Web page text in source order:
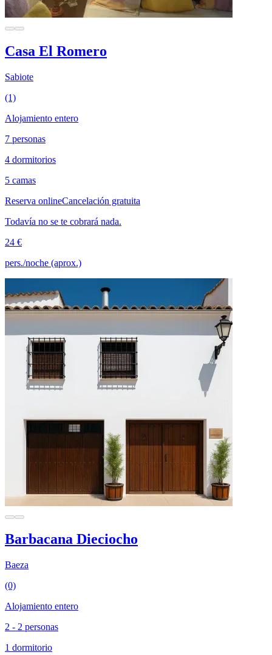
Casa El Romero
Sabiote
(1)
Alojamiento entero
7 personas
4 dormitorios
5 camas
Reserva onlineCancelación gratuita
Todavía no se te cobrará nada.
24 €
pers./noche (aprox.)
Barbacana Dieciocho
Baeza
(0)
Alojamiento entero
2 - 2 personas
1 dormitorio